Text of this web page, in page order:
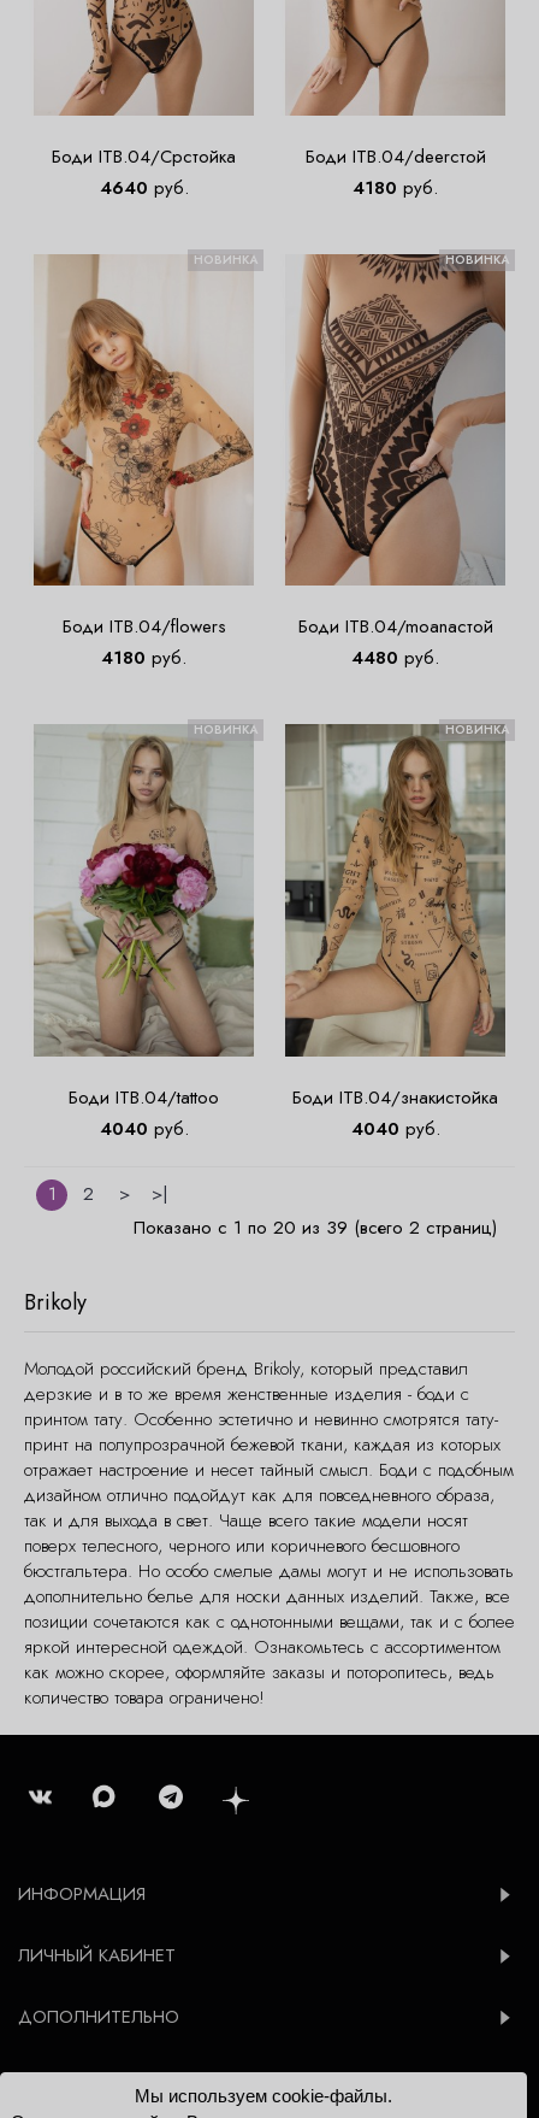
Боди ITB.04/Cpстойка
4640 руб.
Боди ITB.04/deerстой
4180 руб.
НОВИНКА
Боди ITB.04/flowers
4180 руб.
НОВИНКА
Боди ITB.04/moanaстой
4480 руб.
НОВИНКА
Боди ITB.04/tattoo
4040 руб.
НОВИНКА
Боди ITB.04/знакистойка
4040 руб.
1 2 >
>|
Показано с 1 по 20 из 39 (всего 2 страниц)
Brikoly
Молодой российский бренд Brikoly, который представил
дерзкие и в то же время женственные изделия - боди с
принтом тату. Особенно эстетично и невинно смотрятся тату-
принт на полупрозрачной бежевой ткани, каждая из которых
отражает настроение и несет тайный смысл. Боди с подобным
дизайном отлично подойдут как для повседневного образа,
так и для выхода в свет. Чаще всего такие модели носят
поверх телесного, черного или коричневого бесшовного
бюстгальтера. Но особо смелые дамы могут и не использовать
дополнительно белье для носки данных изделий. Также, все
позиции сочетаются как с однотонными вещами, так и с более
яркой интересной одеждой. Ознакомьтесь с ассортиментом
как можно скорее, оформляйте заказы и поторопитесь, ведь
количество товара ограничено!
ИНФОРМАЦИЯ
ЛИЧНЫЙ КАБИНЕТ
ДОПОЛНИТЕЛЬНО
Мы используем cookie-файлы.